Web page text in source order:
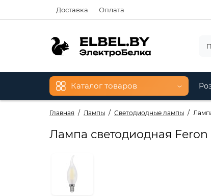
Доставка Оплата
Каталог товаров
Главная Лампы Светодиодные лампы
Лампа светодиодная Feron